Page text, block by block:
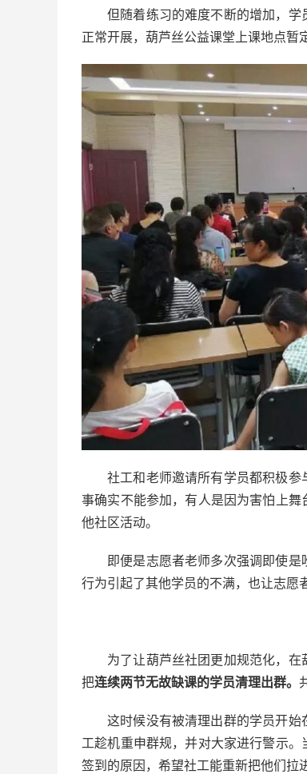
但随着练习的难度不断的增加，
正常开展，葫芦丝公益课堂上课地点暂
社工和老师邀请所有学员都积极参
事确实不能参加，有人是因为害怕上
他社区活动。
即便是志愿者老师多次强调即使
行为引起了其他学员的不满，也让志愿
为了让葫芦丝社团更加规范化，
把连续两节无故缺课的学员清理出群。
这时候没有被清理出群的学员开
工趁机重申群规，并对大家进行警示
签到的原因，希望社工能重新把他们拉